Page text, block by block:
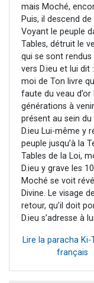
mais Moché,
Puis, il descend
Voyant le peuple
Tables, détruit le
qui se sont rendus
vers D.ieu et lui
moi de Ton livre
faute du veau
générations à
présent au sein
D.ieu Lui-même y
peuple jusqu’à la
Tables de la Loi,
D.ieu y grave les
Moché se voit
Divine. Le visage
retour, qu’il doit
D.ieu s’adresse à
Lire la paracha Ki-
français